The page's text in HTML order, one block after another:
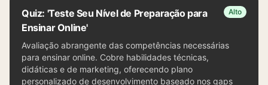
Quiz: 'Teste Seu Nível de Preparação para
Ensinar Online'
Alto
Avaliação abrangente das competências necessárias
para ensinar online. Cobre habilidades técnicas,
didáticas e de marketing, oferecendo plano
personalizado de desenvolvimento baseado nos gaps